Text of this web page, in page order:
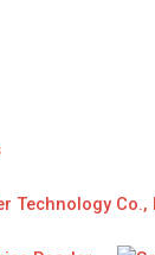
Technology Co.,